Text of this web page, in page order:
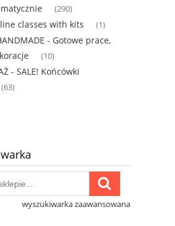
(290)
classes with kits (1)
- Gotowe prace,
(10)
- SALE! Końcówki
(63)
wyszukiwarka zaawansowana